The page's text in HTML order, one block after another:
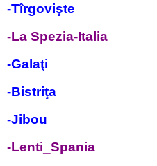
-Tîrgovişte
-La Spezia-Italia
-Galaţi
-Bistriţa
-Jibou
-Lenti_Spania